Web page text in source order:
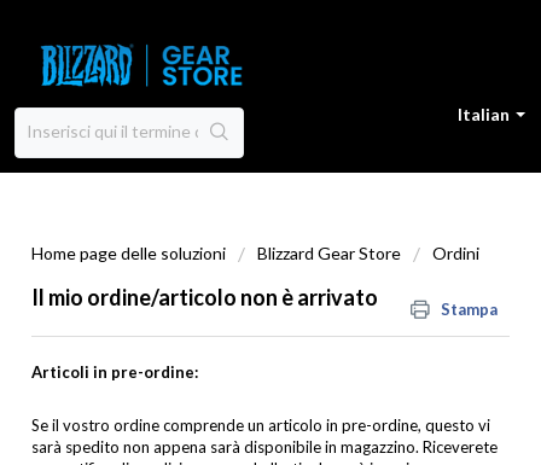
Italian
Home page delle soluzioni Blizzard Gear Store Ordini
Il mio ordine/articolo non è arrivato Stampa
Articoli in pre-ordine:
Se il vostro ordine comprende un articolo in pre-ordine, questo vi
sarà spedito non appena sarà disponibile in magazzino. Riceverete